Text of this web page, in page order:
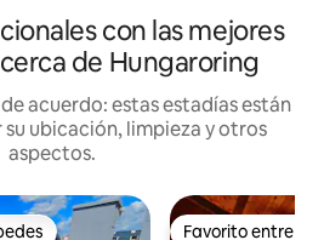
con las mejores
de Hungaroring
acuerdo: estas estadías están
ubicación, limpieza y otros
aspectos.
Favorito entre